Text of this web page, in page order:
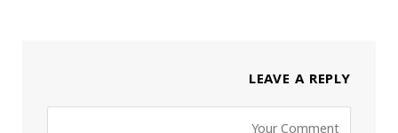
LEAVE A REPLY